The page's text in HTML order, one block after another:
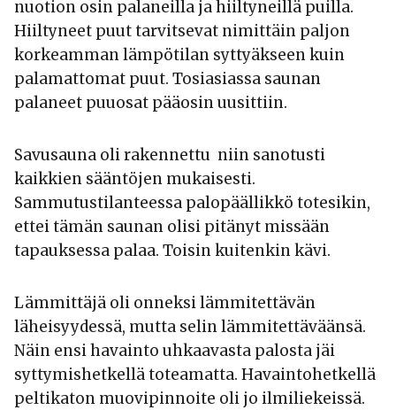
nuotion osin palaneilla ja hiiltyneillä puilla.
Hiiltyneet puut tarvitsevat nimittäin paljon
korkeamman lämpötilan syttyäkseen kuin
palamattomat puut. Tosiasiassa saunan
palaneet puuosat pääosin uusittiin.
Savusauna oli rakennettu niin sanotusti
kaikkien sääntöjen mukaisesti.
Sammutustilanteessa palopäällikkö totesikin,
ettei tämän saunan olisi pitänyt missään
tapauksessa palaa. Toisin kuitenkin kävi.
Lämmittäjä oli onneksi lämmitettävän
läheisyydessä, mutta selin lämmitettäväänsä.
Näin ensi havainto uhkaavasta palosta jäi
syttymishetkellä toteamatta. Havaintohetkellä
peltikaton muovipinnoite oli jo ilmiliekeissä.